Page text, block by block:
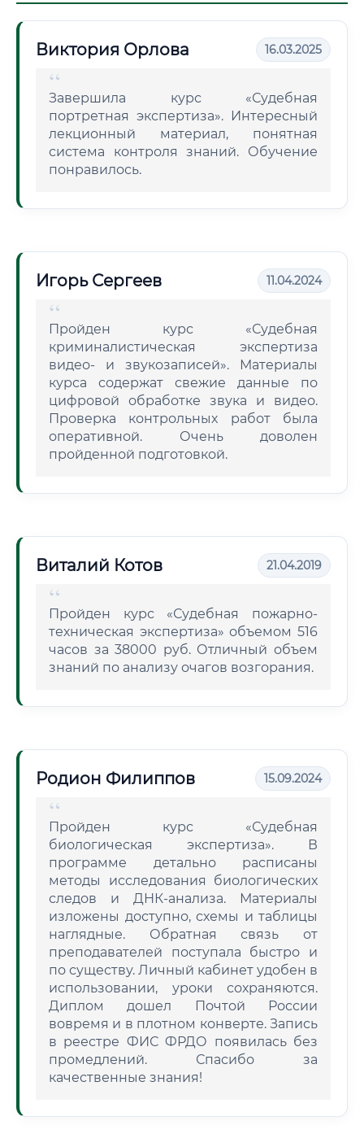
Виктория Орлова 16.03.2025
Завершила курс «Судебная
портретная экспертиза». Интересный
лекционный материал, понятная
система контроля знаний. Обучение
понравилось.
Игорь Сергеев 11.04.2024
Пройден курс «Судебная
криминалистическая экспертиза
видео- и звукозаписей». Материалы
курса содержат свежие данные по
цифровой обработке звука и видео.
Проверка контрольных работ была
оперативной. Очень доволен
пройденной подготовкой.
Виталий Котов 21.04.2019
Пройден курс «Судебная пожарно-
техническая экспертиза» объемом 516
часов за 38000 руб. Отличный объем
знаний по анализу очагов возгорания.
Родион Филиппов 15.09.2024
Пройден курс «Судебная
биологическая экспертиза». В
программе детально расписаны
методы исследования биологических
следов и ДНК-анализа. Материалы
изложены доступно, схемы и таблицы
наглядные. Обратная связь от
преподавателей поступала быстро и
по существу. Личный кабинет удобен в
использовании, уроки сохраняются.
Диплом дошел Почтой России
вовремя и в плотном конверте. Запись
в реестре ФИС ФРДО появилась без
промедлений. Спасибо за
качественные знания!